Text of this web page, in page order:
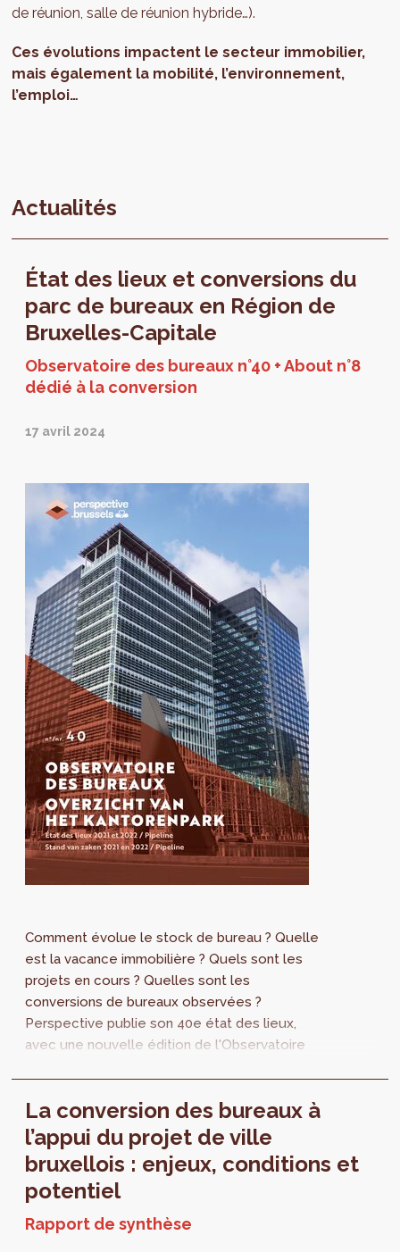
de réunion, salle de réunion hybride…).
Ces évolutions impactent le secteur immobilier,
mais également la mobilité, l’environnement,
l’emploi…
Actualités
État des lieux et conversions du
parc de bureaux en Région de
Bruxelles-Capitale
Observatoire des bureaux n°40 + About n°8
dédié à la conversion
17 avril 2024
Comment évolue le stock de bureau ? Quelle
est la vacance immobilière ? Quels sont les
projets en cours ? Quelles sont les
conversions de bureaux observées ?
Perspective publie son 40e état des lieux,
avec une nouvelle édition de l'Observatoire
conversion des bureaux à l’appui du projet
régional. Un outil pour accélérer la production
de logements ? ».
La conversion des bureaux à
l’appui du projet de ville
bruxellois : enjeux, conditions et
potentiel
Rapport de synthèse